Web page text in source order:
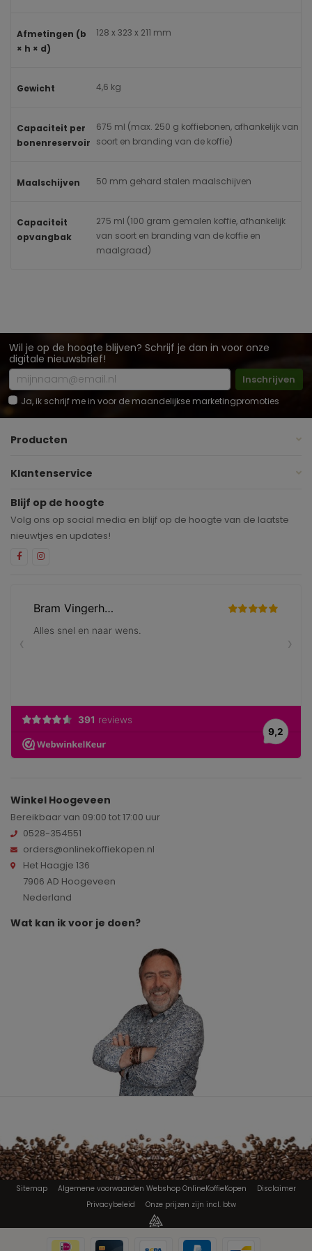
Afmetingen (b
× h × d)
128 x 323 x 211 mm
Gewicht 4,6 kg
Capaciteit per
bonenreservoir
675 ml (max. 250 g koffiebonen, afhankelijk van
soort en branding van de koffie)
Maalschijven 50 mm gehard stalen maalschijven
Capaciteit
opvangbak
275 ml (100 gram gemalen koffie, afhankelijk
van soort en branding van de koffie en
maalgraad)
Wil je op de hoogte blijven? Schrijf je dan in voor onze
digitale nieuwsbrief!
Inschrijven
Ja, ik schrijf me in voor de maandelijkse marketingpromoties
Producten
Klantenservice
Blijf op de hoogte
Volg ons op social media en blijf op de hoogte van de laatste
nieuwtjes en updates!
Winkel Hoogeveen
Bereikbaar van 09:00 tot 17:00 uur
0528-354551
orders@onlinekoffiekopen.nl
Het Haagje 136
7906 AD Hoogeveen
Nederland
Wat kan ik voor je doen?
Sitemap Algemene voorwaarden Webshop OnlineKoffieKopen
Disclaimer
Privacybeleid
Onze prijzen zijn incl. btw